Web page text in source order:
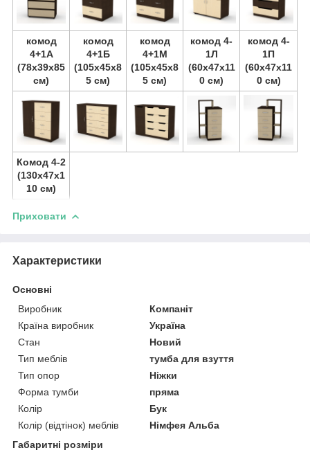
комод
4+1А
(78х39х85
см)
комод
4+1Б
(105х45х8
5 см)
комод
4+1М
(105х45х8
5 см)
комод 4-
1Л
(60х47х11
0 см)
комод 4-
1П
(60х47х11
0 см)
Комод 4-2
(130х47х1
10 см)
Приховати
Характеристики
Основні
Виробник
Компаніт
Країна виробник
Україна
Стан
Новий
Тип меблів
тумба для взуття
Тип опор
Ніжки
Форма тумби
пряма
Колір
Бук
Колір (відтінок) меблів
Німфея Альба
Габаритні розміри